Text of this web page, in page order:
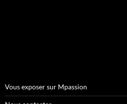
Vous exposer sur Mpassion